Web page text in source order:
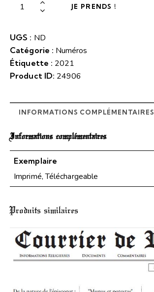
JE PRENDS !
UGS : ND
Catégorie : Numéros
Étiquette : 2021
Product ID: 24906
INFORMATIONS COMPLÉMENTAIRES
Informations complémentaires
Exemplaire
Imprimé, Téléchargeable
Produits similaires